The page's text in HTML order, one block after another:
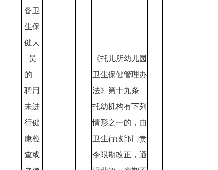
备卫
生保
健人
员
的；
聘用
未进
行健
康检
查或
《托儿所幼儿园
卫生保健管理办
法》第十九条
托幼机构有下列
情形之一的，由
卫生行政部门责
令限期改正，通